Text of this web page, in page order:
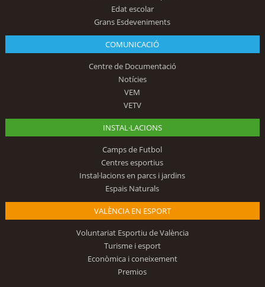
Edat escolar
Grans Esdeveniments
COMUNICACIÓ
Centre de Documentació
Notícies
VEM
VETV
INSTAL·LACIONS
Camps de Futbol
Centres esportius
Instal·lacions en parcs i jardins
Espais Naturals
VALÈNCIA EN ESPORT
Voluntariat Esportiu de València
Turisme i esport
Econòmica i coneixement
Premios